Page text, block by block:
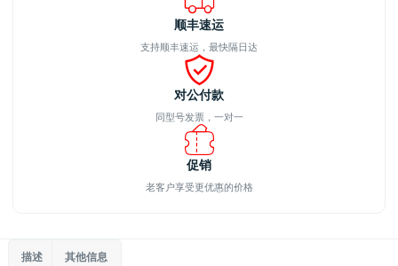
顺丰速运
支持顺丰速运，最快隔日达
对公付款
同型号发票，一对一
促销
老客户享受更优惠的价格
描述 其他信息